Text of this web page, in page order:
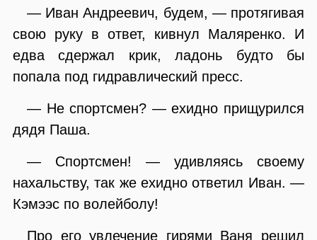
— Иван Андреевич, будем, — протягивая
свою руку в ответ, кивнул Маляренко. И
едва сдержал крик, ладонь будто бы
попала под гидравлический пресс.
— Не спортсмен? — ехидно прищурился
дядя Паша.
— Спортсмен! — удивляясь своему
нахальству, так же ехидно ответил Иван. —
Кэмээс по волейболу!
Про его увлечение гирями Ваня решил